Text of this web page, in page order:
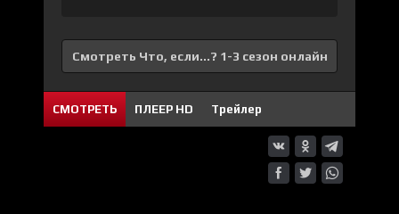
Смотреть Что, если...? 1-3 сезон онлайн
СМОТРЕТЬ ПЛЕЕР HD Трейлер